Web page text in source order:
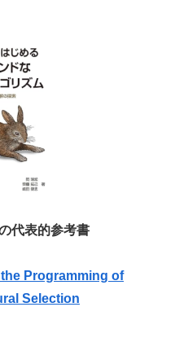
代表的参考書
Programming of
Selection